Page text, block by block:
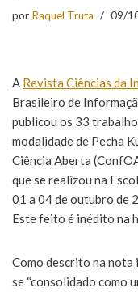
por Raquel Truta 09/
A Revista Ciências da
Brasileiro de
publicou os 33
modalidade de Pecha
Ciência Aberta
que se realizou na
01 a 04 de outubro de
Este feito é inédito na
Como descrito na
se “consolidado como